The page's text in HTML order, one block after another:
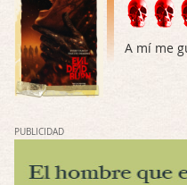
Por: Chupasangre
Mi opinión en su día. Su
El eslabón podrido
Por: Luar
Por: FrancHis
A mí me
PUBLICIDAD